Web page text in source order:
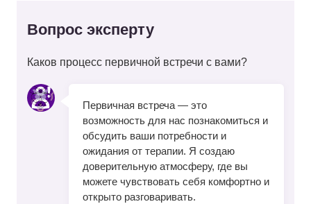
Вопрос эксперту
Каков процесс первичной встречи с вами?
Первичная встреча — это
возможность для нас познакомиться и
обсудить ваши потребности и
ожидания от терапии. Я создаю
доверительную атмосферу, где вы
можете чувствовать себя комфортно и
открыто разговаривать.